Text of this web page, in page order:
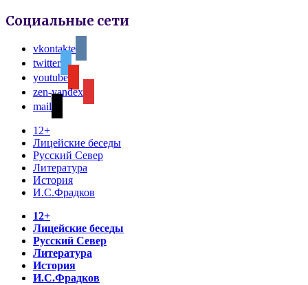
Социальные сети
vkontakte
twitter
youtube
zen-yandex
mail
12+
Лицейские беседы
Русский Север
Литература
История
И.С.Фрадков
12+
Лицейские беседы
Русский Север
Литература
История
И.С.Фрадков